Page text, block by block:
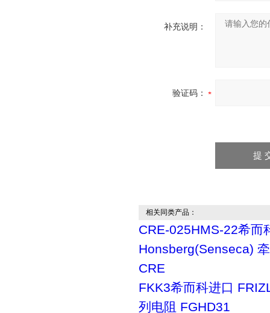
补充说明：
验证码：
相关同类产品：
CRE-025HMS-22希而
Honsberg(Senseca)
CRE
FKK3希而科进口
列电阻 FGHD31